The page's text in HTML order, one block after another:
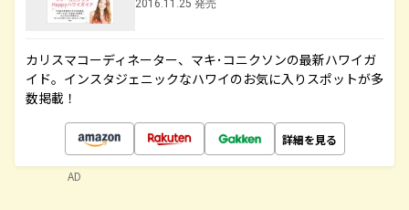
2016.11.25 発売
カリスマコーディネーター、マキ･コニクソンの最新ハワイガ
イド。インスタジェニックなハワイのお気に入りスポットが多
数掲載！
詳細を見る
AD